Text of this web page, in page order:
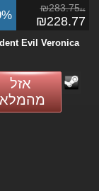
₪283.75ils
₪228.77
Evil Veronica
אזל